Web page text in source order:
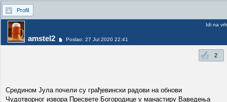
Profil
amstel2 Poslao: 27 Jul 2020 22:41
Idi na vrh
2
Средином Јула почели су грађевински радови на обнови
Чудотворног извора Пресвете Богородице у манастиру Ваведења